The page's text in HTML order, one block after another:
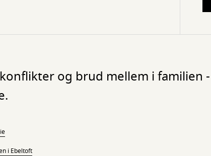
og brud mellem i
i Ebeltoft